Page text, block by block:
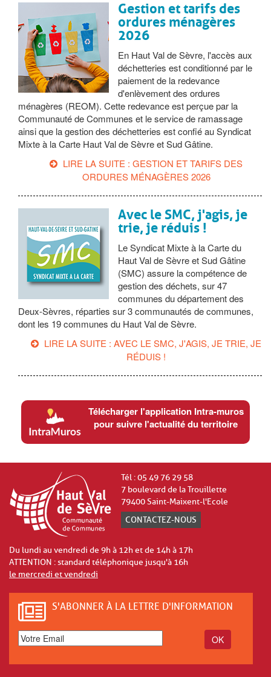
Gestion et tarifs des
ordures ménagères
2026
En Haut Val de Sèvre, l'accès aux
déchetteries est conditionné par le
paiement de la redevance
d'enlèvement des ordures
ménagères (REOM). Cette redevance est perçue par la
Communauté de Communes et le service de ramassage
ainsi que la gestion des déchetteries est confié au Syndicat
Mixte à la Carte Haut Val de Sèvre et Sud Gâtine.
LIRE LA SUITE : GESTION ET TARIFS DES
ORDURES MÉNAGÈRES 2026
Avec le SMC, j'agis, je
trie, je réduis !
Le Syndicat Mixte à la Carte du
Haut Val de Sèvre et Sud Gâtine
(SMC) assure la compétence de
gestion des déchets, sur 47
communes du département des
Deux-Sèvres, réparties sur 3 communautés de communes,
dont les 19 communes du Haut Val de Sèvre.
LIRE LA SUITE : AVEC LE SMC, J'AGIS, JE TRIE, JE
RÉDUIS !
Télécharger l'application Intra-muros
pour suivre l'actualité du territoire
Tél : 05 49 76 29 58
7 boulevard de la Trouillette
79400 Saint-Maixent-l'Ecole
CONTACTEZ-NOUS
Du lundi au vendredi de 9h à 12h et de 14h à 17h
ATTENTION : standard téléphonique jusqu'à 16h
le mercredi et vendredi
S'ABONNER À LA LETTRE D'INFORMATION